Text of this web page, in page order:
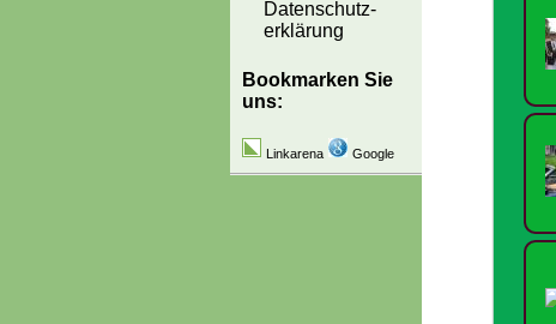
Datenschutz-
erklärung
Bookmarken Sie
uns:
Linkarena Google